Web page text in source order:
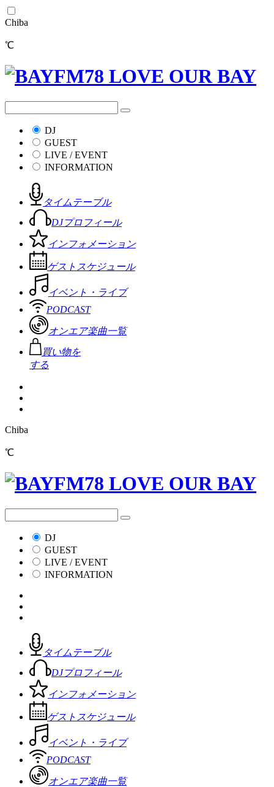
Chiba
℃
DJ
GUEST
LIVE / EVENT
INFORMATION
タイムテーブル
DJプロフィール
インフォメーション
ゲストスケジュール
イベント・ライブ
PODCAST
オンエア楽曲一覧
買い物を
する
Chiba
℃
DJ
GUEST
LIVE / EVENT
INFORMATION
タイムテーブル
DJプロフィール
インフォメーション
ゲストスケジュール
イベント・ライブ
PODCAST
オンエア楽曲一覧